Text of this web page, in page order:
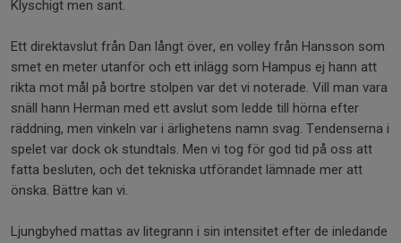
Klyschigt men sant.
Ett direktavslut från Dan långt över, en volley från Hansson som
smet en meter utanför och ett inlägg som Hampus ej hann att
rikta mot mål på bortre stolpen var det vi noterade. Vill man vara
snäll hann Herman med ett avslut som ledde till hörna efter
räddning, men vinkeln var i ärlighetens namn svag. Tendenserna i
spelet var dock ok stundtals. Men vi tog för god tid på oss att
fatta besluten, och det tekniska utförandet lämnade mer att
önska. Bättre kan vi.
Ljungbyhed mattas av litegrann i sin intensitet efter de inledande